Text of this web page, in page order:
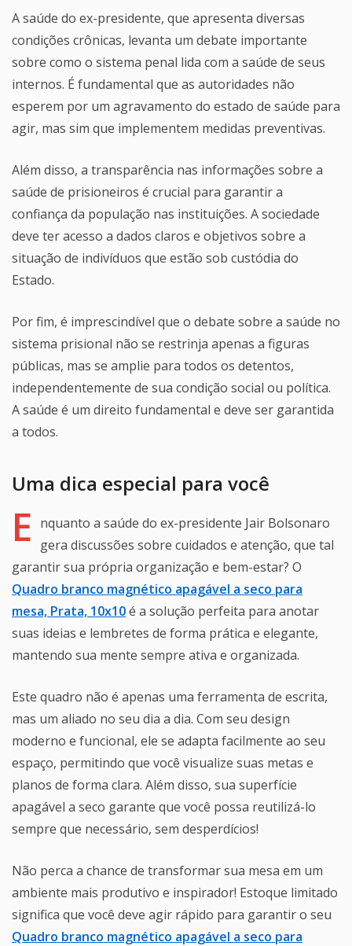
A saúde do ex-presidente, que apresenta diversas
condições crônicas, levanta um debate importante
sobre como o sistema penal lida com a saúde de seus
internos. É fundamental que as autoridades não
esperem por um agravamento do estado de saúde para
agir, mas sim que implementem medidas preventivas.
Além disso, a transparência nas informações sobre a
saúde de prisioneiros é crucial para garantir a
confiança da população nas instituições. A sociedade
deve ter acesso a dados claros e objetivos sobre a
situação de indivíduos que estão sob custódia do
Estado.
Por fim, é imprescindível que o debate sobre a saúde no
sistema prisional não se restrinja apenas a figuras
públicas, mas se amplie para todos os detentos,
independentemente de sua condição social ou política.
A saúde é um direito fundamental e deve ser garantida
a todos.
Uma dica especial para você
E nquanto a saúde do ex-presidente Jair Bolsonaro
gera discussões sobre cuidados e atenção, que tal
garantir sua própria organização e bem-estar? O
Quadro branco magnético apagável a seco para
mesa, Prata, 10x10é a solução perfeita para anotar
suas ideias e lembretes de forma prática e elegante,
mantendo sua mente sempre ativa e organizada.
Este quadro não é apenas uma ferramenta de escrita,
mas um aliado no seu dia a dia. Com seu design
moderno e funcional, ele se adapta facilmente ao seu
espaço, permitindo que você visualize suas metas e
planos de forma clara. Além disso, sua superfície
apagável a seco garante que você possa reutilizá-lo
sempre que necessário, sem desperdícios!
Não perca a chance de transformar sua mesa em um
ambiente mais produtivo e inspirador! Estoque limitado
significa que você deve agir rápido para garantir o seu
Quadro branco magnético apagável a seco para